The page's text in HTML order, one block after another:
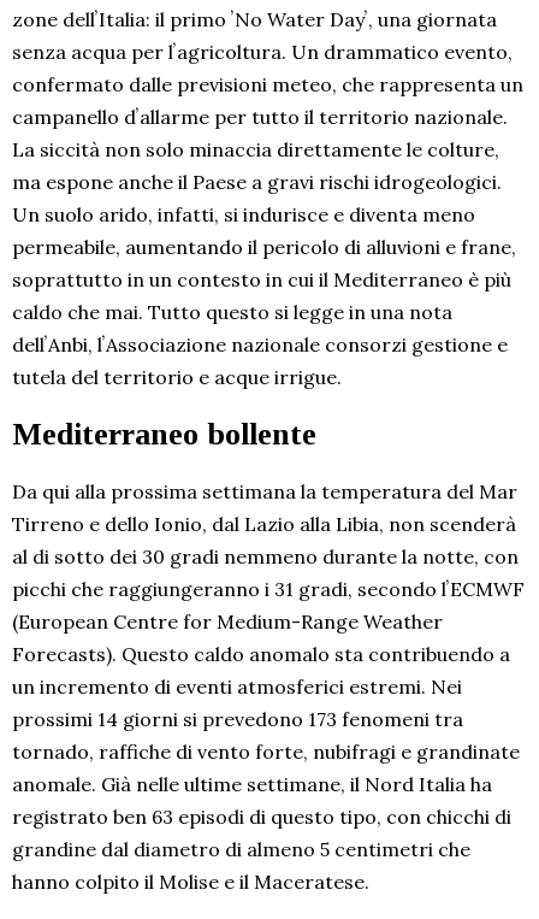
zone dellʼItalia: il primo ʼNo Water Dayʼ, una giornata
senza acqua per lʼagricoltura. Un drammatico evento,
confermato dalle previsioni meteo, che rappresenta un
campanello dʼallarme per tutto il territorio nazionale.
La siccità non solo minaccia direttamente le colture,
ma espone anche il Paese a gravi rischi idrogeologici.
Un suolo arido, infatti, si indurisce e diventa meno
permeabile, aumentando il pericolo di alluvioni e frane,
soprattutto in un contesto in cui il Mediterraneo è più
caldo che mai. Tutto questo si legge in una nota
dellʼAnbi, lʼAssociazione nazionale consorzi gestione e
tutela del territorio e acque irrigue.
Mediterraneo bollente
Da qui alla prossima settimana la temperatura del Mar
Tirreno e dello Ionio, dal Lazio alla Libia, non scenderà
al di sotto dei 30 gradi nemmeno durante la notte, con
picchi che raggiungeranno i 31 gradi, secondo lʼECMWF
(European Centre for Medium-Range Weather
Forecasts). Questo caldo anomalo sta contribuendo a
un incremento di eventi atmosferici estremi. Nei
prossimi 14 giorni si prevedono 173 fenomeni tra
tornado, raffiche di vento forte, nubifragi e grandinate
anomale. Già nelle ultime settimane, il Nord Italia ha
registrato ben 63 episodi di questo tipo, con chicchi di
grandine dal diametro di almeno 5 centimetri che
hanno colpito il Molise e il Maceratese.